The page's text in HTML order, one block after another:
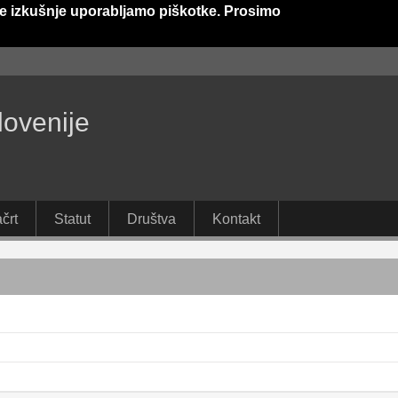
izkušnje uporabljamo piškotke. Prosimo
Statut Društva Kontakt